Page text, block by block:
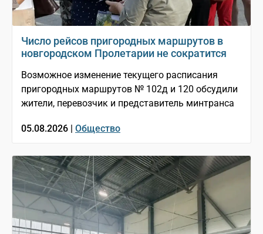
Число рейсов пригородных маршрутов в
новгородском Пролетарии не сократится
Возможное изменение текущего расписания
пригородных маршрутов № 102д и 120 обсудили
жители, перевозчик и представитель минтранса
05.08.2026 | Общество